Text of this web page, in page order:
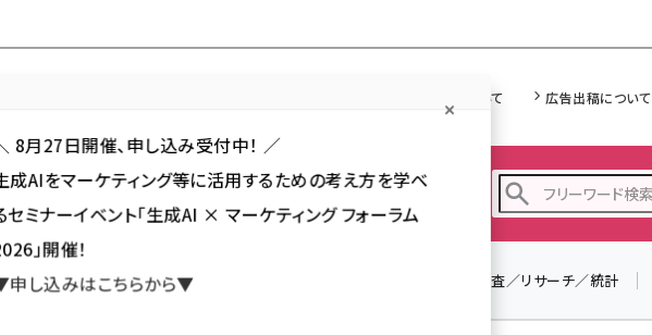
Web担について 広告出稿について
カテゴリ／種別 から探す セミナー／イベント から探す
アクセス解析／データ分析 調査／リサーチ／統計
8月27日開催、申し込み受付中！ ／
成AIをマーケティング等に活用するための考え方を学べ
セミナーイベント「生成AI × マーケティング フォーラム
」開催！
し込みはこちらから▼